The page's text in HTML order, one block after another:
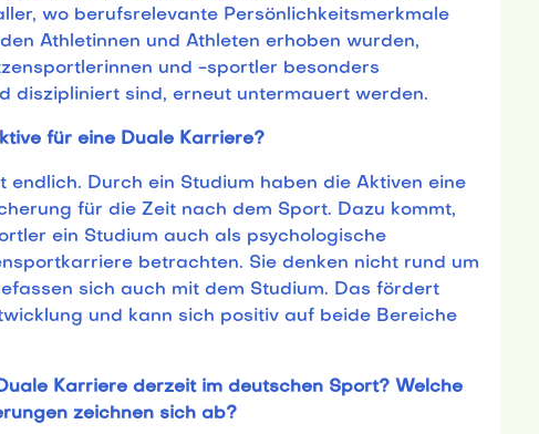
wo berufsrelevante Persönlichkeitsmerkmale
Athletinnen und Athleten erhoben wurden,
und -sportler besonders
diszipliniert sind, erneut untermauert werden.
für eine Duale Karriere?
endlich. Durch ein Studium haben die Aktiven eine
für die Zeit nach dem Sport. Dazu kommt,
ein Studium auch als psychologische
betrachten. Sie denken nicht rund um
sich auch mit dem Studium. Das fördert
und kann sich positiv auf beide Bereiche
Karriere derzeit im deutschen Sport? Welche
zeichnen sich ab?